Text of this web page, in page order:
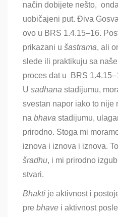
način dobijete nešto,
uobičajeni put. Điva
ovo u BRS 1.4.15–16.
prikazani u šastrama, ali
slede ili praktikuju sa
proces dat u BRS
U sadhana stadijumu,
svestan napor iako to nije
na bhava stadijumu,
prirodno. Stoga mi
iznova i iznova i iznova.
šradhu, i mi prirodno
stvari.
Bhakti je aktivnost i
pre bhave i aktivnost posle